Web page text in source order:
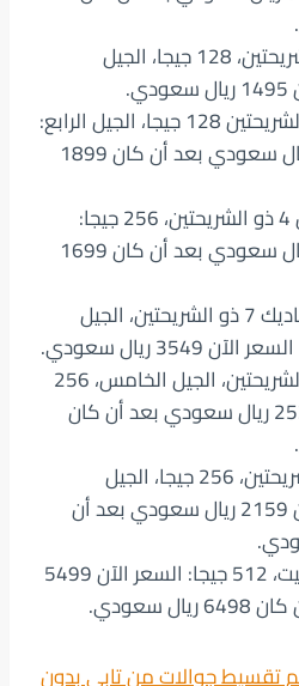
أوبو رينو 7 زد ذو الشريحتين، 128 جيجا، الجيل
هواوي نوفا 9 ذو الشريحتين 128 جيجا، الجيل الرابع:
السعر الآن 1177 ريال سعودي بعد أن كان 1899
شاومي بوكو إكس 4 ذو الشريحتين، 256 جيجا:
السعر الآن 1389 ريال سعودي بعد أن كان 1699
زد تي إي نوبيا ريد ماديك 7 ذو الشريحتين، الجيل
فيفو 70 إكس ذو الشريحتين، الجيل الخامس، 256
جيجا: السعر الآن 2529 ريال سعودي بعد أن كان
فيفو في 23 ذو الشريحتين، 256 جيجا، الجيل
الخامس: السعر الآن 2159 ريال سعودي بعد أن
هواوي بي 50 بوكيت، 512 جيجا: السعر الآن 5499
سعودي.
تقسيط جوالات من تابي بدون